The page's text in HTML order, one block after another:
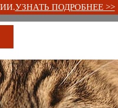
УЗНАТЬ ПОДРОБНЕЕ >>